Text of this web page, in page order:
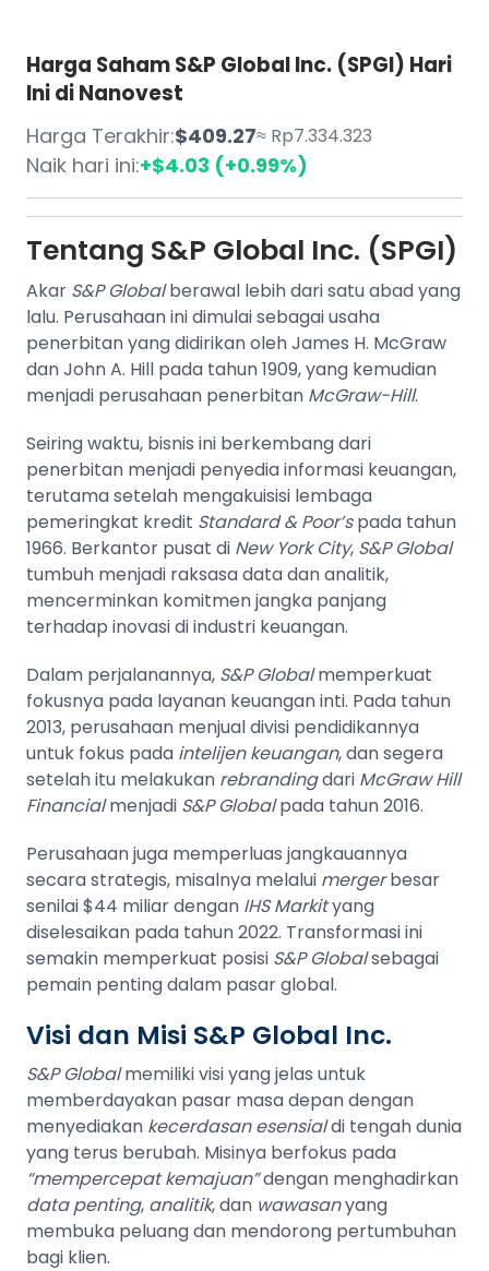
Harga Saham S&P Global Inc. (SPGI) Hari
Ini di Nanovest
Harga Terakhir:$409.27≈ Rp7.334.323
Naik hari ini:+$4.03 (+0.99%)
Tentang S&P Global Inc. (SPGI)
Akar S&P Globalberawal lebih dari satu abad yang
lalu. Perusahaan ini dimulai sebagai usaha
penerbitan yang didirikan oleh James H. McGraw
dan John A. Hill pada tahun 1909, yang kemudian
menjadi perusahaan penerbitan McGraw-Hill.
Seiring waktu, bisnis ini berkembang dari
penerbitan menjadi penyedia informasi keuangan,
terutama setelah mengakuisisi lembaga
pemeringkat kredit Standard & Poor’spada tahun
1966. Berkantor pusat di New York City, S&P Global
tumbuh menjadi raksasa data dan analitik,
mencerminkan komitmen jangka panjang
terhadap inovasi di industri keuangan.
Dalam perjalanannya, S&P Globalmemperkuat
fokusnya pada layanan keuangan inti. Pada tahun
2013, perusahaan menjual divisi pendidikannya
untuk fokus pada intelijen keuangan, dan segera
setelah itu melakukan rebrandingdari McGraw Hill
Financialmenjadi S&P Globalpada tahun 2016.
Perusahaan juga memperluas jangkauannya
secara strategis, misalnya melalui mergerbesar
senilai $44 miliar dengan IHS Markityang
diselesaikan pada tahun 2022. Transformasi ini
semakin memperkuat posisi S&P Globalsebagai
pemain penting dalam pasar global.
Visi dan Misi S&P Global Inc.
S&P Globalmemiliki visi yang jelas untuk
memberdayakan pasar masa depan dengan
menyediakan kecerdasan esensialdi tengah dunia
yang terus berubah. Misinya berfokus pada
“mempercepat kemajuan”dengan menghadirkan
data penting, analitik, dan wawasanyang
membuka peluang dan mendorong pertumbuhan
bagi klien.